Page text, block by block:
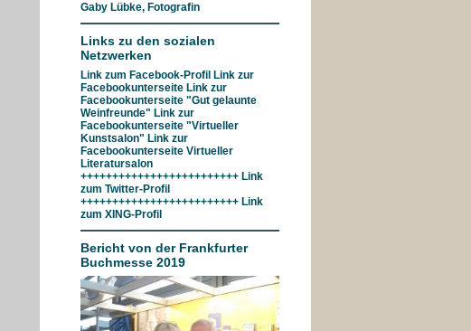
Gaby Lübke, Fotografin
Links zu den sozialen
Netzwerken
Link zum Facebook-Profil Link zur
Facebookunterseite Link zur
Facebookunterseite "Gut gelaunte
Weinfreunde" Link zur
Facebookunterseite "Virtueller
Kunstsalon" Link zur
Facebookunterseite Virtueller
Literatursalon
+++++++++++++++++++++++++ Link
zum Twitter-Profil
+++++++++++++++++++++++++ Link
zum XING-Profil
Bericht von der Frankfurter
Buchmesse 2019